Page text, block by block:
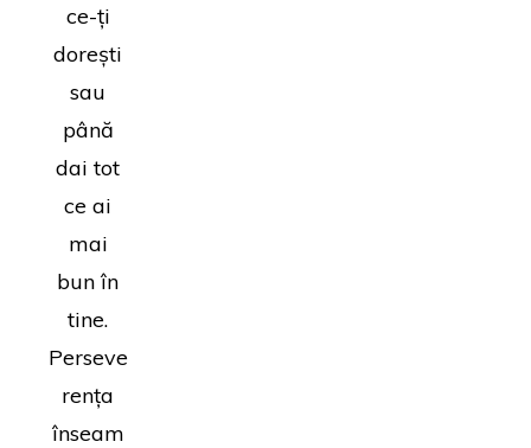
ce-ți
dorești
sau
până
dai tot
ce ai
mai
bun în
tine.
Perseve
rența
înseam